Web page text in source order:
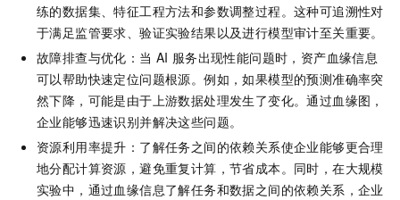
练的数据集、特征工程方法和参数调整过程。这种可追溯性对
于满足监管要求、验证实验结果以及进行模型审计至关重要。
故障排查与优化：当 AI 服务出现性能问题时，资产血缘信息
可以帮助快速定位问题根源。例如，如果模型的预测准确率突
然下降，可能是由于上游数据处理发生了变化。通过血缘图，
企业能够迅速识别并解决这些问题。
资源利用率提升：了解任务之间的依赖关系使企业能够更合理
地分配计算资源，避免重复计算，节省成本。同时，在大规模
实验中，通过血缘信息了解任务和数据之间的依赖关系，企业